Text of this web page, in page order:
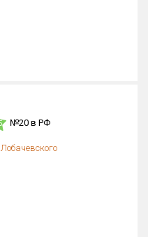
№20 в РФ